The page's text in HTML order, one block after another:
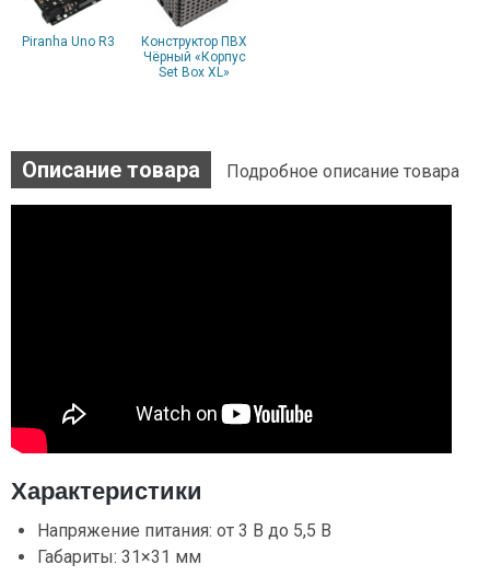
Piranha Uno R3
Конструктор ПВХ
Чёрный «Корпус
Set Box XL»
Описание товара Подробное описание товара
Характеристики
Напряжение питания: от 3 В до 5,5 В
Габариты: 31×31 мм